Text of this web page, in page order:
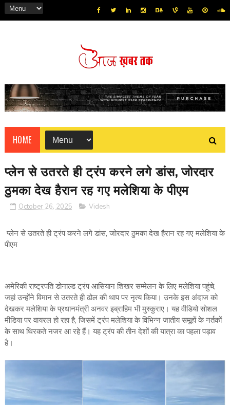
HOME
प्लेन से उतरते ही ट्रंप करने लगे डांस, जोरदार
ठुमका देख हैरान रह गए मलेशिया के पीएम
October 26, 2025 Videsh
प्लेन से उतरते ही ट्रंप करने लगे डांस, जोरदार ठुमका देख हैरान रह गए मलेशिया के
पीएम
अमेरिकी राष्ट्रपति डोनाल्ड ट्रंप आसियान शिखर सम्मेलन के लिए मलेशिया पहुंचे,
जहां उन्होंने विमान से उतरते ही ढोल की थाप पर नृत्य किया। उनके इस अंदाज को
देखकर मलेशिया के प्रधानमंत्री अनवर इब्राहिम भी मुस्कुराए। यह वीडियो सोशल
मीडिया पर वायरल हो रहा है, जिसमें ट्रंप मलेशिया के विभिन्न जातीय समूहों के नर्तकों
के साथ थिरकते नजर आ रहे हैं। यह ट्रंप की तीन देशों की यात्रा का पहला पड़ाव
है।